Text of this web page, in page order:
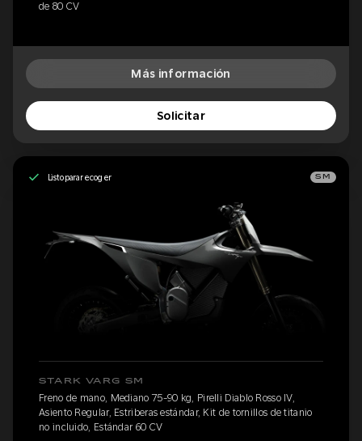
de 80 CV
Más información
Solicitar
Listo para recoger SM
STARK VARG SM
Freno de mano, Mediano 75-90 kg, Pirelli Diablo Rosso IV,
Asiento Regular, Estriberas estándar, Kit de tornillos de titanio
no incluido, Estándar 60 CV